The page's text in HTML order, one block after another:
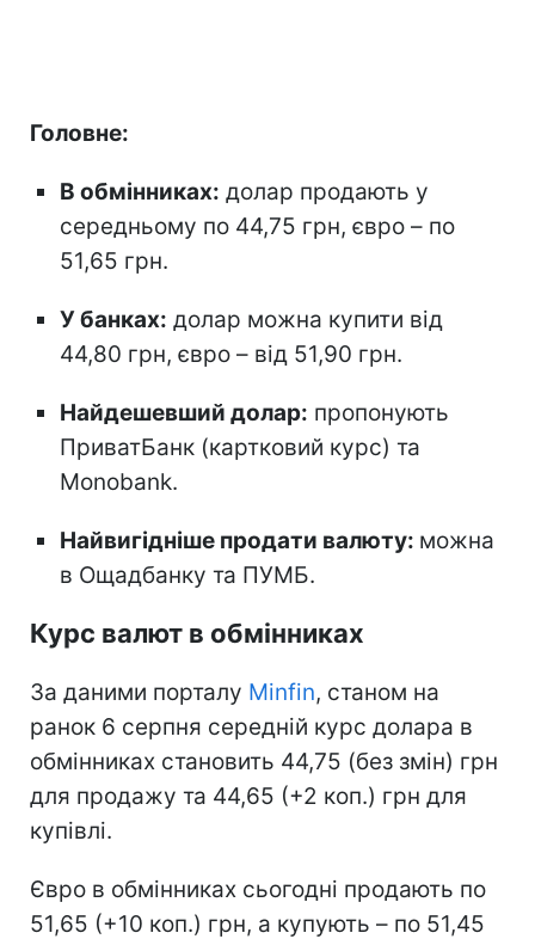
Головне:
В обмінниках: долар продають у
середньому по 44,75 грн, євро – по
51,65 грн.
У банках: долар можна купити від
44,80 грн, євро – від 51,90 грн.
Найдешевший долар: пропонують
ПриватБанк (картковий курс) та
Monobank.
Найвигідніше продати валюту: можна
в Ощадбанку та ПУМБ.
Курс валют в обмінниках
За даними порталу Minfin, станом на
ранок 6 серпня середній курс долара в
обмінниках становить 44,75 (без змін) грн
для продажу та 44,65 (+2 коп.) грн для
купівлі.
Євро в обмінниках сьогодні продають по
51,65 (+10 коп.) грн, а купують – по 51,45